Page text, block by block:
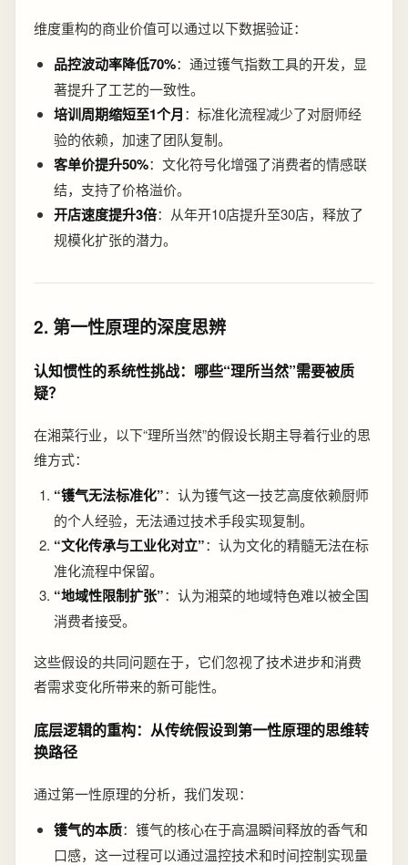
维度重构的商业价值可以通过以下数据验证：
品控波动率降低70%：通过镬气指数工具的开发，显
著提升了工艺的一致性。
培训周期缩短至1个月：标准化流程减少了对厨师经
验的依赖，加速了团队复制。
客单价提升50%：文化符号化增强了消费者的情感联
结，支持了价格溢价。
开店速度提升3倍：从年开10店提升至30店，释放了
规模化扩张的潜力。
2. 第一性原理的深度思辨
认知惯性的系统性挑战：哪些“理所当然”需要被质
疑？
在湘菜行业，以下“理所当然”的假设长期主导着行业的思
维方式：
“镬气无法标准化”：认为镬气这一技艺高度依赖厨师
的个人经验，无法通过技术手段实现复制。
“文化传承与工业化对立”：认为文化的精髓无法在标
准化流程中保留。
“地域性限制扩张”：认为湘菜的地域特色难以被全国
消费者接受。
这些假设的共同问题在于，它们忽视了技术进步和消费
者需求变化所带来的新可能性。
底层逻辑的重构：从传统假设到第一性原理的思维转
换路径
通过第一性原理的分析，我们发现：
镬气的本质：镬气的核心在于高温瞬间释放的香气和
口感，这一过程可以通过温控技术和时间控制实现量